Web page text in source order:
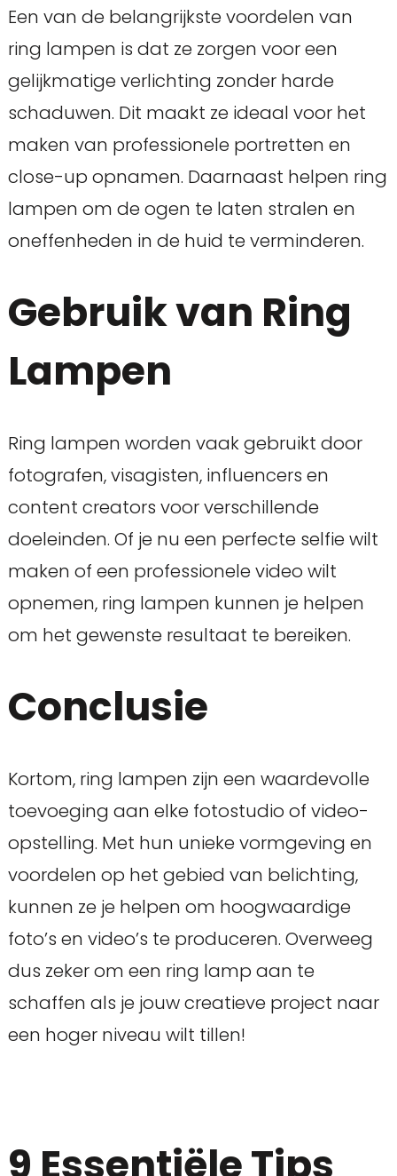
Een van de belangrijkste voordelen van
ring lampen is dat ze zorgen voor een
gelijkmatige verlichting zonder harde
schaduwen. Dit maakt ze ideaal voor het
maken van professionele portretten en
close-up opnamen. Daarnaast helpen ring
lampen om de ogen te laten stralen en
oneffenheden in de huid te verminderen.
Gebruik van Ring
Lampen
Ring lampen worden vaak gebruikt door
fotografen, visagisten, influencers en
content creators voor verschillende
doeleinden. Of je nu een perfecte selfie wilt
maken of een professionele video wilt
opnemen, ring lampen kunnen je helpen
om het gewenste resultaat te bereiken.
Conclusie
Kortom, ring lampen zijn een waardevolle
toevoeging aan elke fotostudio of video-
opstelling. Met hun unieke vormgeving en
voordelen op het gebied van belichting,
kunnen ze je helpen om hoogwaardige
foto’s en video’s te produceren. Overweeg
dus zeker om een ring lamp aan te
schaffen als je jouw creatieve project naar
een hoger niveau wilt tillen!
9 Essentiële Tips